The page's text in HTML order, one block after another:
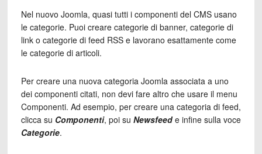
Nel nuovo Joomla, quasi tutti i componenti del CMS usano
le categorie. Puoi creare categorie di banner, categorie di
link o categorie di feed RSS e lavorano esattamente come
le categorie di articoli.
Per creare una nuova categoria Joomla associata a uno
dei componenti citati, non devi fare altro che usare il menu
Componenti. Ad esempio, per creare una categoria di feed,
clicca su Componenti, poi su Newsfeede infine sulla voce
Categorie.